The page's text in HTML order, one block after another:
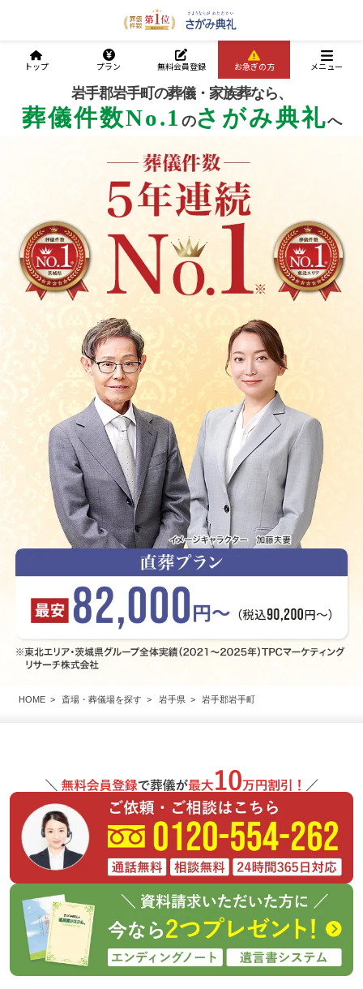
岩手郡岩手町の葬儀・家族葬なら、
葬儀件数No.1のさがみ典礼へ
HOME 斎場・葬儀場を探す 岩手県 岩手郡岩手町
トップ プラン 無料会員登録 お急ぎの方 メニュー